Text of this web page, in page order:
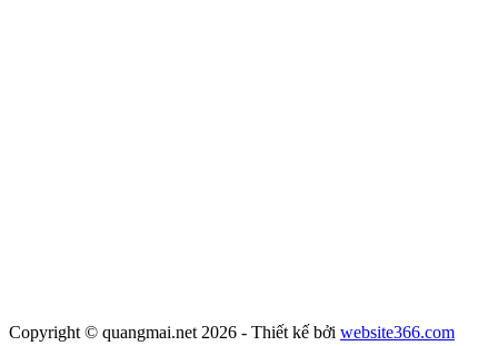
Copyright © quangmai.net 2026 - Thiết kế bởi website366.com